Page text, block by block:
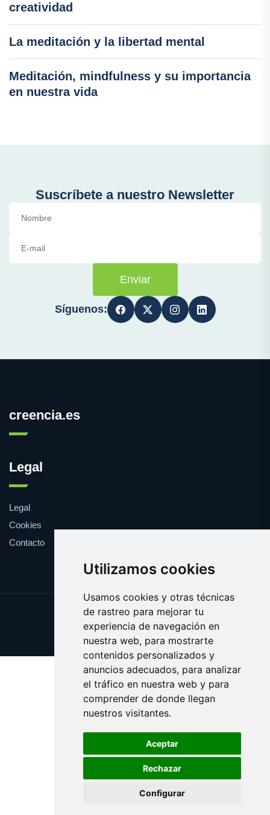
Utilizamos cookies
Usamos cookies y otras técnicas
de rastreo para mejorar tu
experiencia de navegación en
nuestra web, para mostrarte
contenidos personalizados y
anuncios adecuados, para analizar
el tráfico en nuestra web y para
comprender de donde llegan
nuestros visitantes.
Aceptar
Rechazar
Configurar
creatividad
La meditación y la libertad mental
Meditación, mindfulness y su importancia
en nuestra vida
Suscríbete a nuestro Newsletter
Enviar
Síguenos:
creencia.es
Legal
Legal
Cookies
Contacto
Update cookies preferences
Copyright © 2025 creencia.es